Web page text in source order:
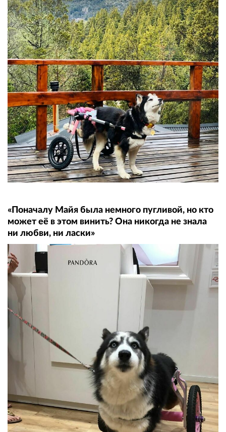
«Поначалу Майя была немного пугливой, но кто
может её в этом винить? Она никогда не знала
ни любви, ни ласки»